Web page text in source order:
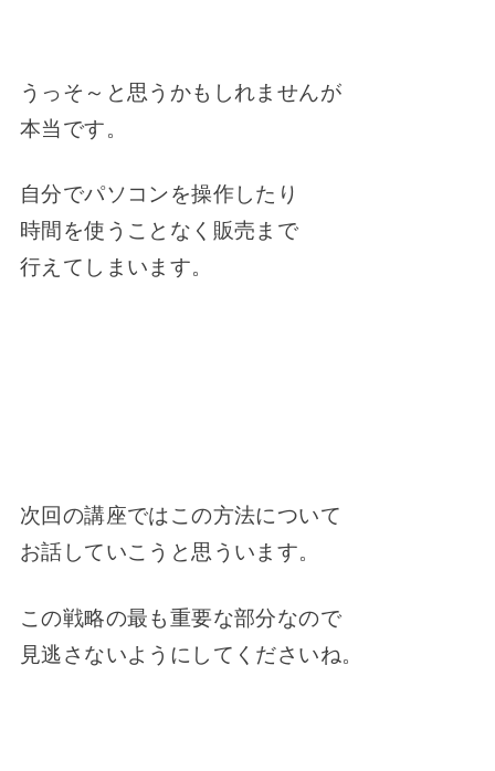
うっそ～と思うかもしれませんが
本当です。
自分でパソコンを操作したり
時間を使うことなく販売まで
行えてしまいます。
次回の講座ではこの方法について
お話していこうと思ういます。
この戦略の最も重要な部分なので
見逃さないようにしてくださいね。